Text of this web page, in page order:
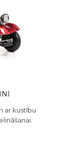
ar kustību